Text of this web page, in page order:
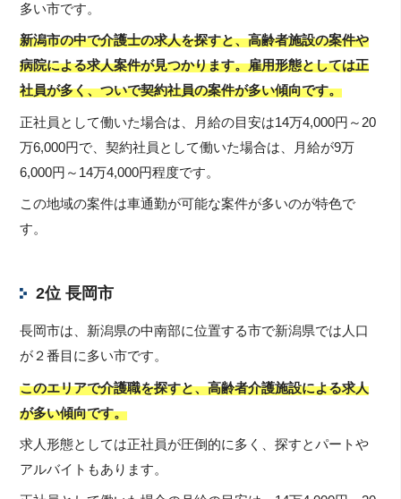
多い市です。
新潟市の中で介護士の求人を探すと、高齢者施設の案件や
病院による求人案件が見つかります。雇用形態としては正
社員が多く、ついで契約社員の案件が多い傾向です。
正社員として働いた場合は、月給の目安は14万4,000円～20
万6,000円で、契約社員として働いた場合は、月給が9万
6,000円～14万4,000円程度です。
この地域の案件は車通勤が可能な案件が多いのが特色で
す。
2位 長岡市
長岡市は、新潟県の中南部に位置する市で新潟県では人口
が２番目に多い市です。
このエリアで介護職を探すと、高齢者介護施設による求人
が多い傾向です。
求人形態としては正社員が圧倒的に多く、探すとパートや
アルバイトもあります。